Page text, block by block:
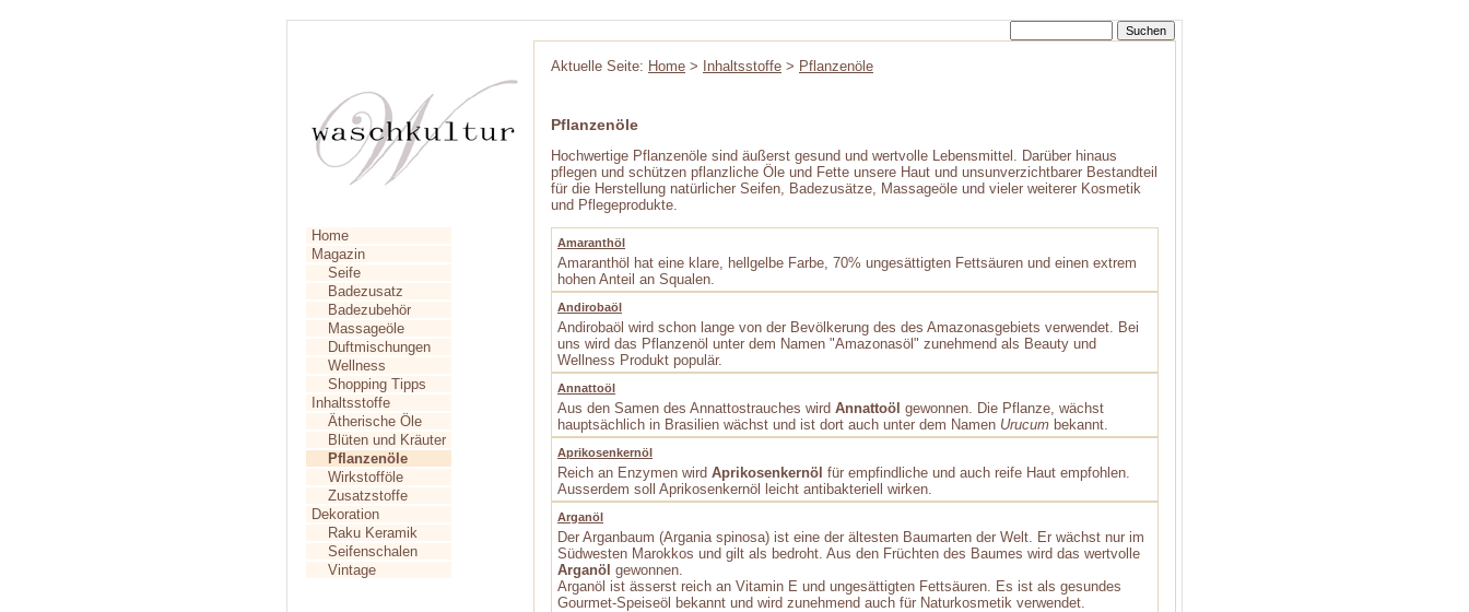
Home
Magazin
Seife
Badezusatz
Badezubehör
Massageöle
Duftmischungen
Wellness
Shopping Tipps
Inhaltsstoffe
Ätherische Öle
Blüten und Kräuter
Pflanzenöle
Wirkstofföle
Zusatzstoffe
Dekoration
Raku Keramik
Seifenschalen
Vintage
Aktuelle Seite: Home > Inhaltsstoffe > Pflanzenöle
Pflanzenöle
Hochwertige Pflanzenöle sind äußerst gesund und wertvolle Lebensmittel. Darüber hinaus
pflegen und schützen pflanzliche Öle und Fette unsere Haut und unsunverzichtbarer Bestandteil
für die Herstellung natürlicher Seifen, Badezusätze, Massageöle und vieler weiterer Kosmetik
und Pflegeprodukte.
Amaranthöl
Amaranthöl hat eine klare, hellgelbe Farbe, 70% ungesättigten Fettsäuren und einen extrem
hohen Anteil an Squalen.
Andirobaöl
Andirobaöl wird schon lange von der Bevölkerung des des Amazonasgebiets verwendet. Bei
uns wird das Pflanzenöl unter dem Namen "Amazonasöl" zunehmend als Beauty­ und
Wellness­ Produkt populär.
Annattoöl
Aus den Samen des Annattostrauches wird Annattoöl gewonnen. Die Pflanze, wächst
hauptsächlich in Brasilien wächst und ist dort auch unter dem Namen Urucum bekannt.
Aprikosenkernöl
Reich an Enzymen wird Aprikosenkernöl für empfindliche und auch reife Haut empfohlen.
Ausserdem soll Aprikosenkernöl leicht antibakteriell wirken.
Arganöl
Der Arganbaum (Argania spinosa) ist eine der ältesten Baumarten der Welt. Er wächst nur im
Südwesten Marokkos und gilt als bedroht. Aus den Früchten des Baumes wird das wertvolle
Arganöl gewonnen.
Arganöl ist ässerst reich an Vitamin E und ungesättigten Fettsäuren. Es ist als gesundes
Gourmet-Speiseöl bekannt und wird zunehmend auch für Naturkosmetik verwendet.